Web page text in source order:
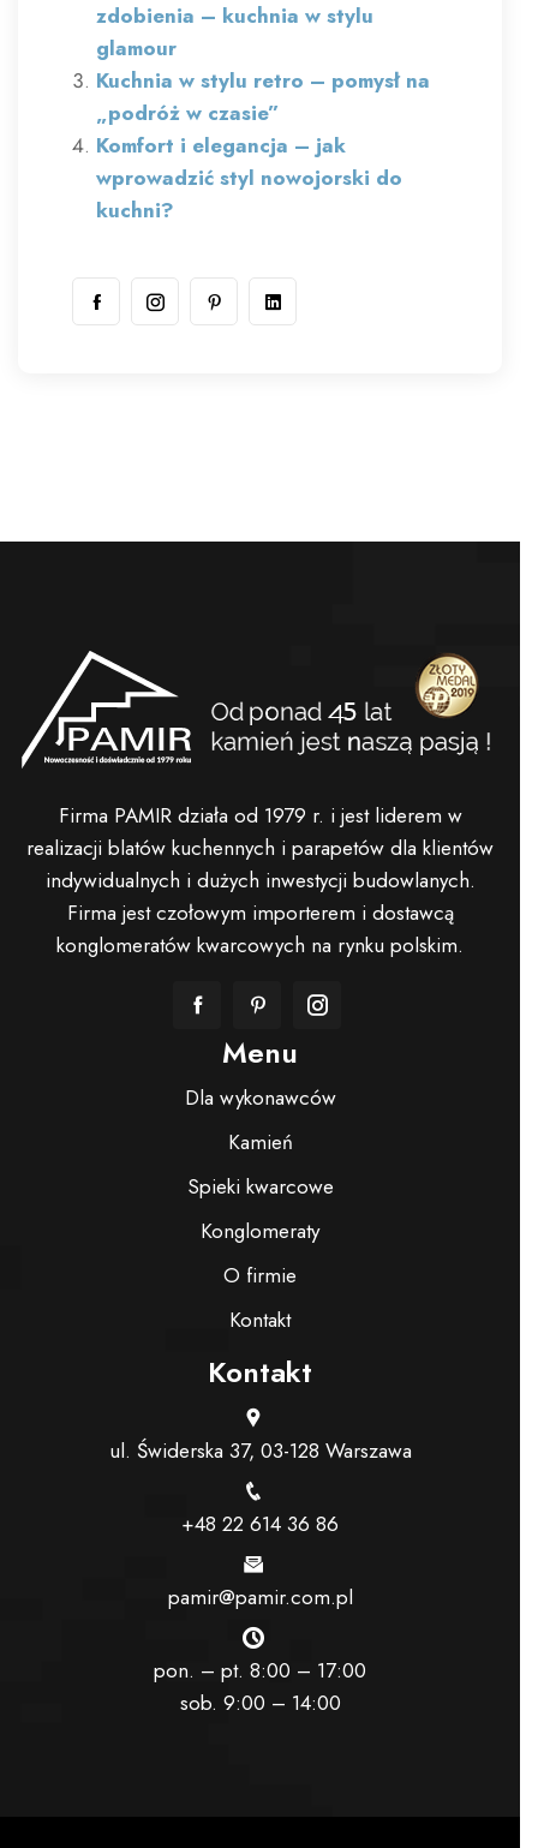
zdobienia – kuchnia w stylu
glamour
Kuchnia w stylu retro – pomysł na
„podróż w czasie”
Komfort i elegancja – jak
wprowadzić styl nowojorski do
kuchni?
Firma PAMIR działa od 1979 r. i jest liderem w
realizacji blatów kuchennych i parapetów dla klientów
indywidualnych i dużych inwestycji budowlanych.
Firma jest czołowym importerem i dostawcą
konglomeratów kwarcowych na rynku polskim.
Menu
Dla wykonawców
Kamień
Spieki kwarcowe
Konglomeraty
O firmie
Kontakt
Kontakt
ul. Świderska 37, 03-128 Warszawa
+48 22 614 36 86
pamir@pamir.com.pl
pon. – pt. 8:00 – 17:00
sob. 9:00 – 14:00